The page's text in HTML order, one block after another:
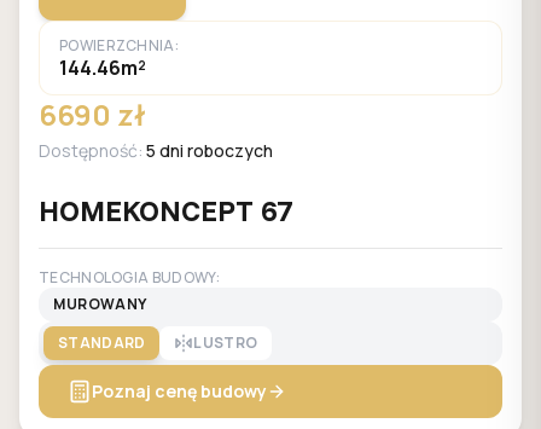
POWIERZCHNIA:
144.46m²
6690 zł
Dostępność: 5 dni roboczych
HOMEKONCEPT 67
TECHNOLOGIA BUDOWY:
MUROWANY
STANDARD
LUSTRO
Poznaj cenę budowy